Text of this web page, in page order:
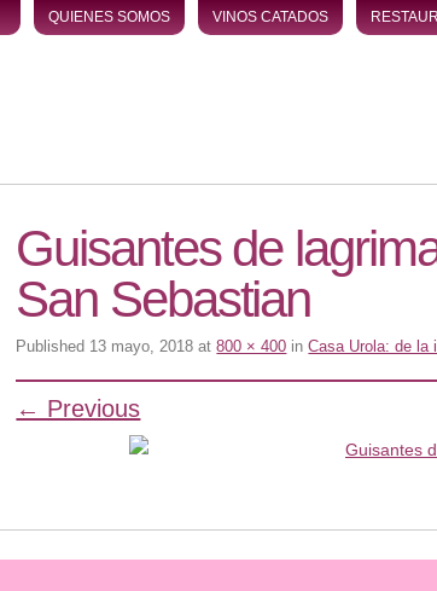
to contentQUIENES SOMOS VINOS CATADOS
Guisantes de
San Sebastian
Published 13 mayo, 2018 at800 × 400 inCasa Urola: de la
← Previous